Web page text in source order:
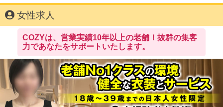
女性求人
COZYは、営業実績10年以上の老舗！抜群の集客
力であなたをサポートいたします。